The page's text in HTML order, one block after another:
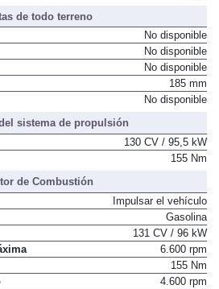
de todo terreno
No disponible
No disponible
No disponible
185 mm
No disponible
sistema de propulsión
130 CV / 95,5 kW
155 Nm
de Combustión
Impulsar el vehículo
Gasolina
131 CV / 96 kW
6.600 rpm
155 Nm
4.600 rpm